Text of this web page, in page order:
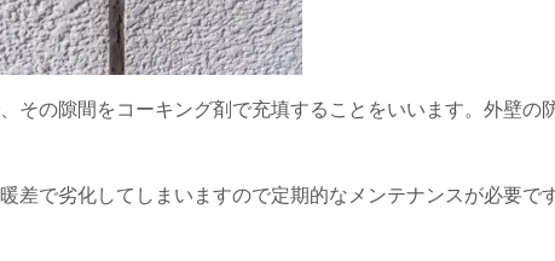
その隙間をコーキング剤で充填することをいいます。外壁の
で劣化してしまいますので定期的なメンテナンスが必要です